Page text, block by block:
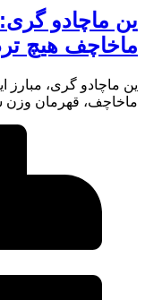
ین ماچادو
ماخاچف هیچ
ماخاچف، قهرمان وزن